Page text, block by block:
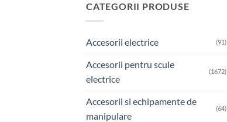
CATEGORII PRODUSE
Accesorii electrice (91)
Accesorii pentru scule
electrice
(1672)
Accesorii si echipamente de
manipulare
(64)